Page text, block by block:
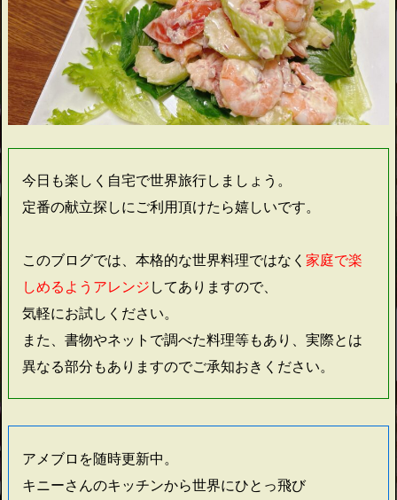
今日も楽しく自宅で世界旅行しましょう。
定番の献立探しにご利用頂けたら嬉しいです。
このブログでは、本格的な世界料理ではなく 家庭で楽
しめるようアレンジ してありますので、
気軽にお試しください。
また、書物やネットで調べた料理等もあり、実際とは
異なる部分もありますのでご承知おきください。
アメブロを随時更新中。
キニーさんのキッチンから世界にひとっ飛び